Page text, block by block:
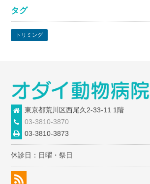
イ
タグ
トリミング
東京都荒川区西尾久2-33-11 1階
03-3810-3870
03-3810-3873
休診日：日曜・祭日